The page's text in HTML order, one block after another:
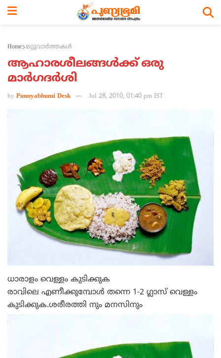
Home മറ്റുവാര്‍ത്തകള്‍
ആഹാരശീലങ്ങള്‍ക്ക്‌ ഒരു
മാര്‍ഗദര്‍ശി
by Punnyabhumi Desk Jul 28, 2010, 01:40 pm IST
ധാരാളം വെള്ളം കുടിക്കുക
രാവിലെ എണീക്കുമ്പോള്‍ തന്നെ 1-2 ഗ്ലാസ്‌ വെള്ളം
കുടിക്കുക.ശരീരത്തി നും മനസിനും